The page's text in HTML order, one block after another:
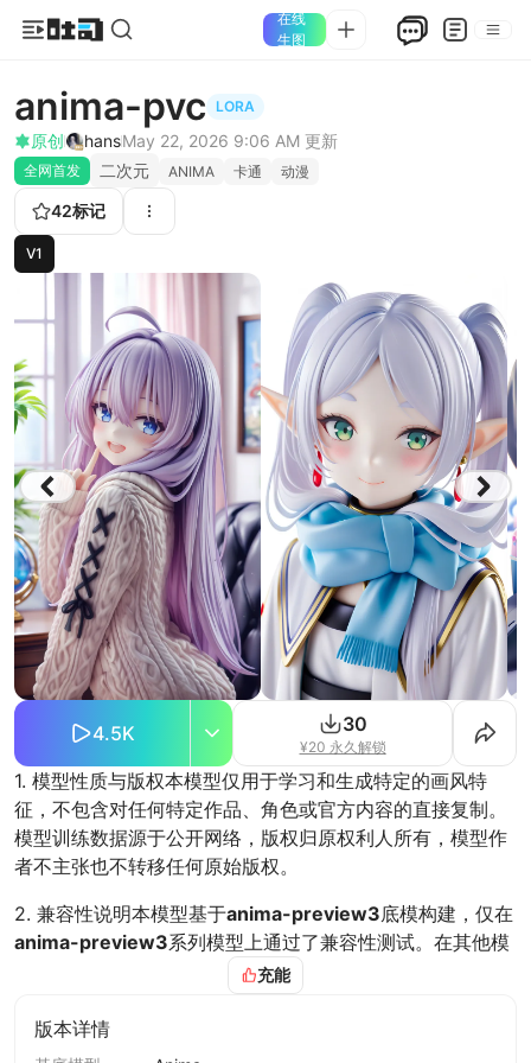
在线
生图
anima-pvc LORA
原创 hansMay 22, 2026 9:06 AM 更新
全网首发 二次元 ANIMA 卡通 动漫
42标记
V1
4.5K 30
¥20 永久解锁
1. 模型性质与版权本模型仅用于学习和生成特定的画风特
征，不包含对任何特定作品、角色或官方内容的直接复制。
模型训练数据源于公开网络，版权归原权利人所有，模型作
者不主张也不转移任何原始版权。
2. 兼容性说明本模型基于anima-preview3底模构建，仅在
anima-preview3系列模型上通过了兼容性测试。在其他模
型环境或工作流中使用的效果及潜在风险（如异常或错误输
出）需由使用者自行承担。
3. 发布与使用规范使用者需自行确保使用行为合法合规。任
何公开发布或展示的生成内容，。严禁将生成内容冒充人工
充能
版本详情